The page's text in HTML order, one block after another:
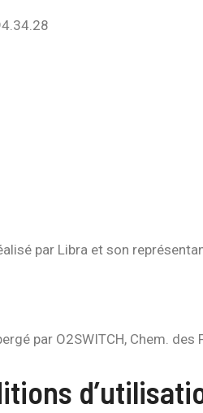
par Libra et son
par O2SWITCH, Chem.